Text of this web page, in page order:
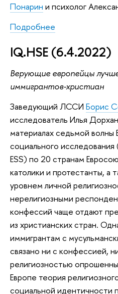
Понарин и психолог
Подробнее
IQ.HSE (6.4.2022)
Верующие европейцы
иммигрантов-христиан
Заведующий ЛССИ Борис
исследователь Илья
материалах седьмой волны
социального
ESS) по 20 странам
католики и протестанты, а
уровнем личной
нерелигиозными
конфессий чаще отдают
из христианских стран.
иммигрантам с
связано ни с конфессией,
религиозностью
Европе теория
социальной идентичности